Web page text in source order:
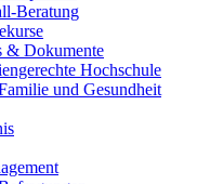
Beratung
& Dokumente
Hochschule
und Gesundheit